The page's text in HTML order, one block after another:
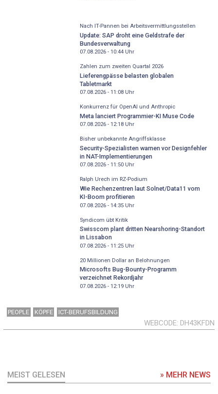
Nach IT-Pannen bei Arbeitsvermittlungsstellen
Update: SAP droht eine Geldstrafe der
Bundesverwaltung
07.08.2026 - 10:44Uhr
Zahlen zum zweiten Quartal 2026
Lieferengpässe belasten globalen
Tabletmarkt
07.08.2026 - 11:08Uhr
Konkurrenz für OpenAI und Anthropic
Meta lanciert Programmier-KI Muse Code
07.08.2026 - 12:18Uhr
Bisher unbekannte Angriffsklasse
Security-Spezialisten warnen vor Designfehler
in NAT-Implementierungen
07.08.2026 - 11:50Uhr
Ralph Urech im RZ-Podium
Wie Rechenzentren laut Solnet/Data11 vom
KI-Boom profitieren
07.08.2026 - 14:35Uhr
Syndicom übt Kritik
Swisscom plant dritten Nearshoring-Standort
in Lissabon
07.08.2026 - 11:25Uhr
20 Millionen Dollar an Belohnungen
Microsofts Bug-Bounty-Programm
verzeichnet Rekordjahr
07.08.2026 - 12:19Uhr
PEOPLE KÖPFE ICT-BERUFSBILDUNG
WEBCODE DH43KFDN
MEIST GELESEN » MEHR NEWS